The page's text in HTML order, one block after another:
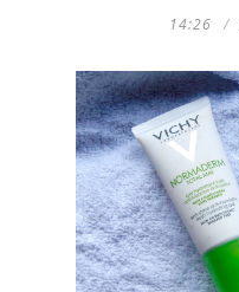
14:26